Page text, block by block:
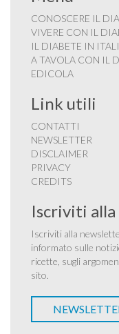
CONOSCERE IL
VIVERE CON IL
IL DIABETE IN
A TAVOLA CON IL
EDICOLA
Link utili
CONTATTI
NEWSLETTER
DISCLAIMER
PRIVACY
CREDITS
Iscriviti
Iscriviti alla
informato sulle
ricette, sugli
sito.